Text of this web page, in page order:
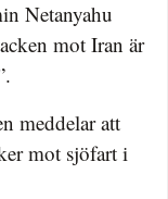
Netanyahu
mot Iran är
meddelar att
mot sjöfart i